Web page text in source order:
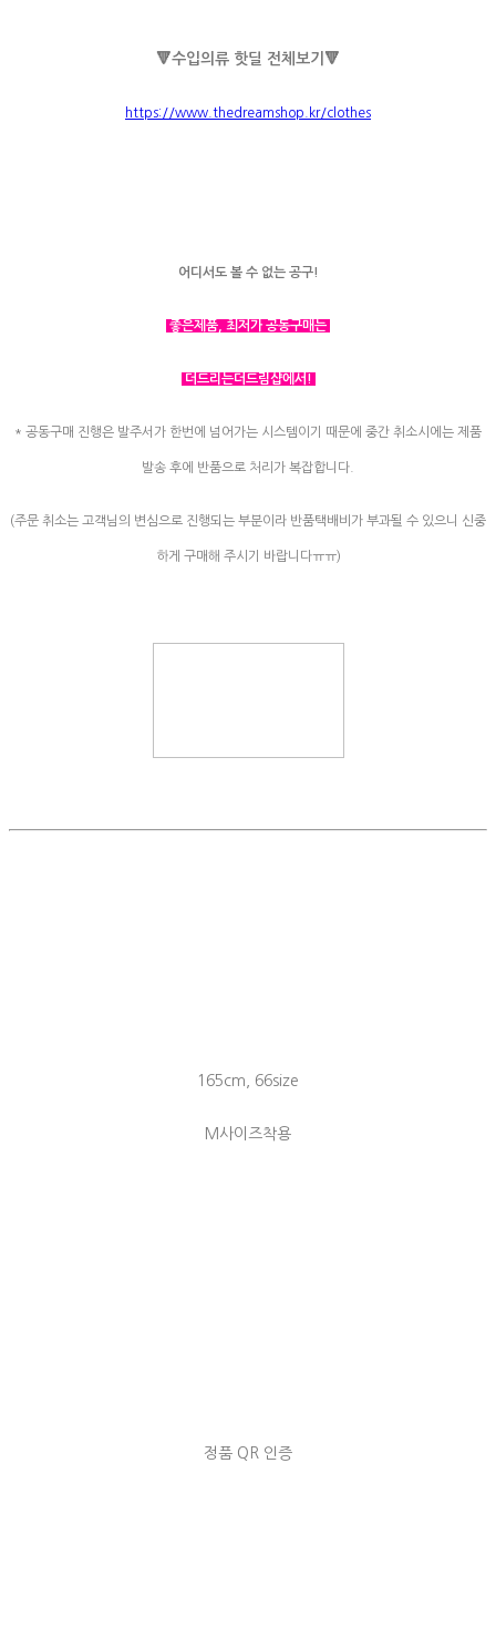
🔻수입의류 핫딜 전체보기 🔻
https://www.thedreamshop.kr/clothes
어디서도 볼 수 없는 공구!
좋은제품, 최저가 공동구매는
더드리는더드림샵에서!
* 공동구매 진행은 발주서가 한번에 넘어가는 시스템이기 때문에 중간 취소시에는 제품
발송 후에 반품으로 처리가 복잡합니다.
(주문 취소는 고객님의 변심으로 진행되는 부분이라 반품택배비가 부과될 수 있으니 신중
하게 구매해 주시기 바랍니다ㅠㅠ)
165cm, 66size
M사이즈착용
정품 QR 인증